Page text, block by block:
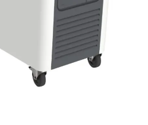
すので「はじめる」を選
。